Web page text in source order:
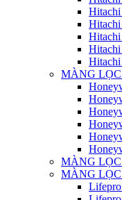
MÀNG
MÀNG
MÀNG